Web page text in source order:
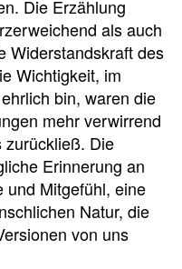
Die Erzählung
als auch
Widerstandskraft des
Wichtigkeit, im
bin, waren die
mehr verwirrend
zurückließ. Die
Erinnerung an
und Mitgefühl, eine
Natur, die
von uns